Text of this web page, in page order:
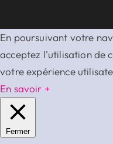
En poursuivant votre
acceptez l'utilisation de
votre expérience
En savoir +
Fermer